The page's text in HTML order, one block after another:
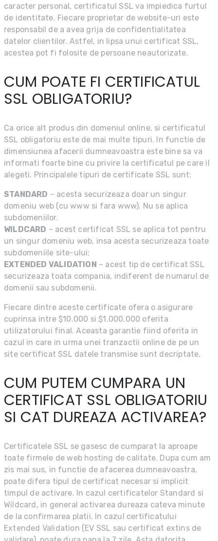
caracter personal, certificatul SSL va impiedica furtul
de identitate. Fiecare proprietar de website-uri este
responsabil de a avea grija de confidentialitatea
datelor clientilor. Astfel, in lipsa unui certificat SSL,
acestea pot fi folosite de persoane neautorizate.
CUM POATE FI CERTIFICATUL
SSL OBLIGATORIU?
Ca orice alt produs din domeniul online, si certificatul
SSL obligatoriu este de mai multe tipuri. In functie de
dimensiunea afacerii dumneavoastra este bine sa va
informati foarte bine cu privire la certificatul pe care il
alegeti. Principalele tipuri de certificate SSL sunt:
STANDARD – acesta securizeaza doar un singur
domeniu web (cu www si fara www). Nu se aplica
subdomeniilor.
WILDCARD – acest certificat SSL se aplica tot pentru
un singur domeniu web, insa acesta securizeaza toate
subdomeniile site-ului;
EXTENDED VALIDATION – acest tip de certificat SSL
securizeaza toata compania, indiferent de numarul de
domenii sau subdomenii.
Fiecare dintre aceste certificate ofera o asigurare
cuprinsa intre $10.000 si $1.000.000 oferita
utilizatorului final. Aceasta garantie fiind oferita in
cazul in care in urma unei tranzactii online de pe un
site certificat SSL datele transmise sunt decriptate.
CUM PUTEM CUMPARA UN
CERTIFICAT SSL OBLIGATORIU
SI CAT DUREAZA ACTIVAREA?
Certificatele SSL se gasesc de cumparat la aproape
toate firmele de web hosting de calitate. Dupa cum am
zis mai sus, in functie de afacerea dumneavoastra,
poate difera tipul de certificat necesar si implicit
timpul de activare. In cazul certificatelor Standard si
Wildcard, in general activarea dureaza cateva minute
de la confirmarea platii. In cazul certificatului
Extended Validation (EV SSL sau certificat extins de